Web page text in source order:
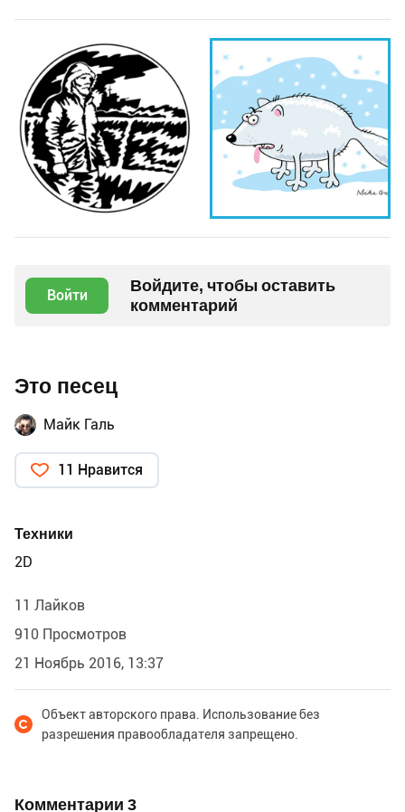
Войти
Войдите, чтобы оставить
комментарий
Это песец
Майк Галь
11 Нравится
Техники
2D
11 Лайков
910 Просмотров
21 Ноябрь 2016, 13:37
Объект авторского права. Использование без
разрешения правообладателя запрещено.
Комментарии 3